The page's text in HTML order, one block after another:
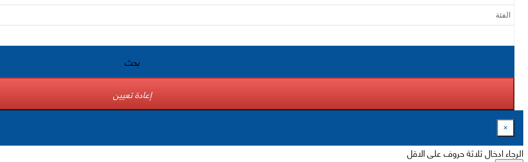
بحث
إعادة تعيين
×
الرجاء ادخال ثلاثة حروف على الاقل